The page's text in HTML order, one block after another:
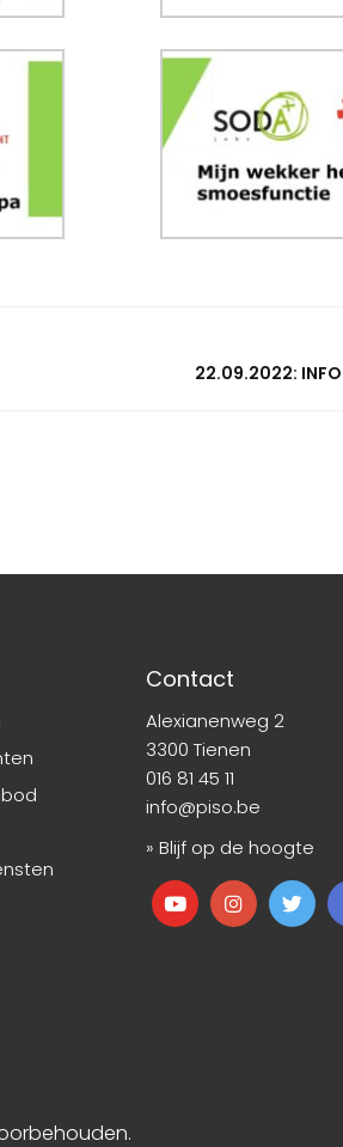
22.09.2022: INFO-
Contact
Alexianenweg 2
3300 Tienen
016 81 45 11
info@piso.be
» Blijf op de hoogte